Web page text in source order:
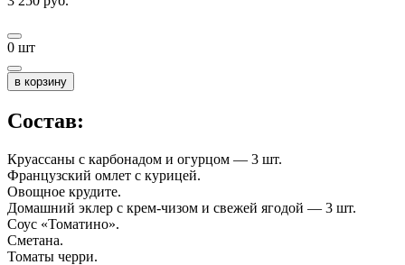
0 шт
в корзину
Состав:
Круассаны с карбонадом и огурцом — 3 шт.
Французский омлет с курицей.
Овощное крудите.
Домашний эклер с крем-чизом и свежей ягодой — 3 шт.
Соус «Томатино».
Сметана.
Томаты черри.